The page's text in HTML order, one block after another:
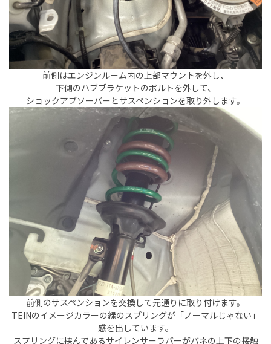
前側はエンジンルーム内の上部マウントを外し、
下側のハブブラケットのボルトを外して、
ショックアブソーバーとサスペンションを取り外します。
前側のサスペンションを交換して元通りに取り付けます。
TEINのイメージカラーの緑のスプリングが「ノーマルじゃない」
感を出しています。
スプリングに挟んであるサイレンサーラバーがバネの上下の接触